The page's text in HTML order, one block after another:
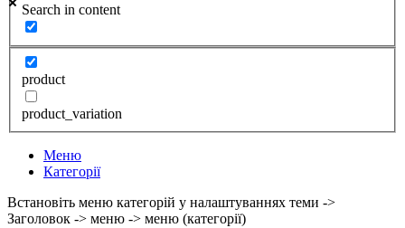
Search in content
product
product_variation
Меню
Категорії
Встановіть меню категорій у налаштуваннях теми ->
Заголовок -> меню -> меню (категорії)